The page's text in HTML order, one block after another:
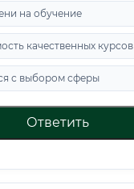
на обучение
качественных курсов
с выбором сферы
Ответить